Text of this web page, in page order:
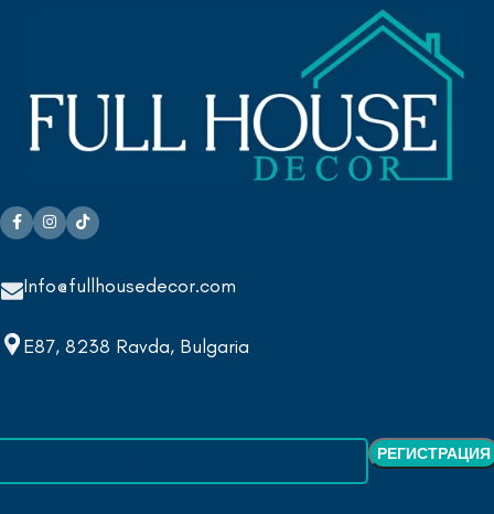
Info@fullhousedecor.com
E87, 8238 Ravda, Bulgaria